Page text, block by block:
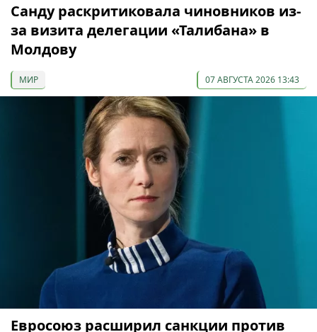
Санду раскритиковала чиновников из-
за визита делегации «Талибана» в
Молдову
МИР 07 АВГУСТА 2026 13:43
Евросоюз расширил санкции против